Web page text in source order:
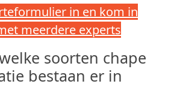
in en kom in
meerdere experts
soorten chape
bestaan er in